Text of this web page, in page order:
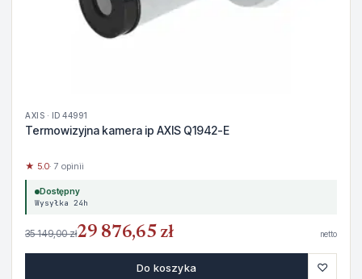
AXIS · ID 44991
Termowizyjna kamera ip AXIS Q1942-E
★ 5.0· 7 opinii
Dostępny
Wysyłka 24h
35 149,00 zł29 876,65 zł netto
Do koszyka ♡